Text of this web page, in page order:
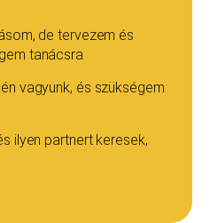
de tervezem és
tanácsra
vagyunk, és szükségem
ilyen partnert keresek,